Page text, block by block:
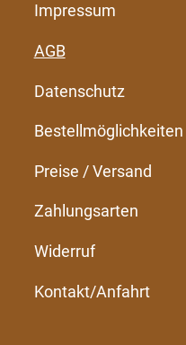
Impressum
AGB
Datenschutz
Bestellmöglichkeiten
Preise / Versand
Zahlungsarten
Widerruf
Kontakt/Anfahrt